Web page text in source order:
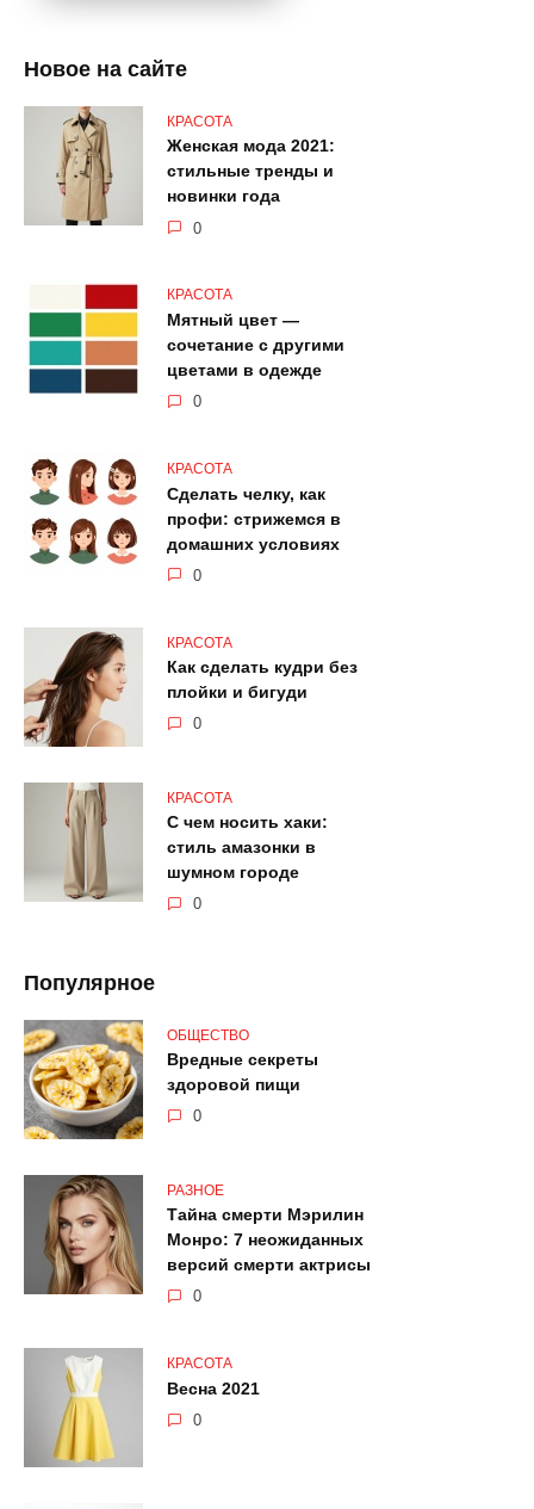
Новое на сайте
КРАСОТА
Женская мода 2021:
стильные тренды и
новинки года
0
КРАСОТА
Мятный цвет —
сочетание с другими
цветами в одежде
0
КРАСОТА
Сделать челку, как
профи: стрижемся в
домашних условиях
0
КРАСОТА
Как сделать кудри без
плойки и бигуди
0
КРАСОТА
С чем носить хаки:
стиль амазонки в
шумном городе
0
Популярное
ОБЩЕСТВО
Вредные секреты
здоровой пищи
0
РАЗНОЕ
Тайна смерти Мэрилин
Монро: 7 неожиданных
версий смерти актрисы
0
КРАСОТА
Весна 2021
0